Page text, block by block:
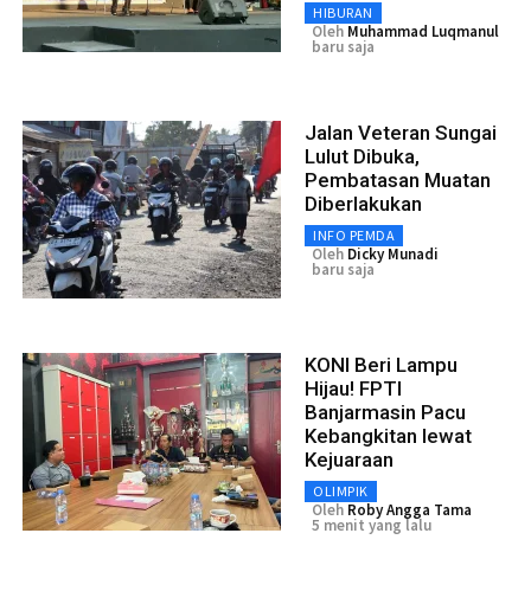
HIBURAN
Oleh Muhammad Luqmanul
baru saja
Jalan Veteran Sungai
Lulut Dibuka,
Pembatasan Muatan
Diberlakukan
INFO PEMDA
Oleh Dicky Munadi
baru saja
KONI Beri Lampu
Hijau! FPTI
Banjarmasin Pacu
Kebangkitan lewat
Kejuaraan
OLIMPIK
Oleh Roby Angga Tama
5 menit yang lalu